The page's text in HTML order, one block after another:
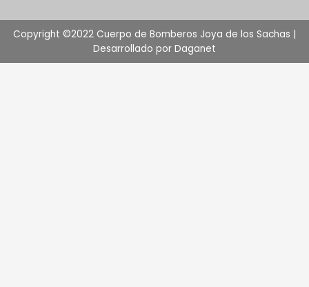
Copyright ©2022 Cuerpo de Bomberos Joya de los Sachas |
Desarrollado por Daganet